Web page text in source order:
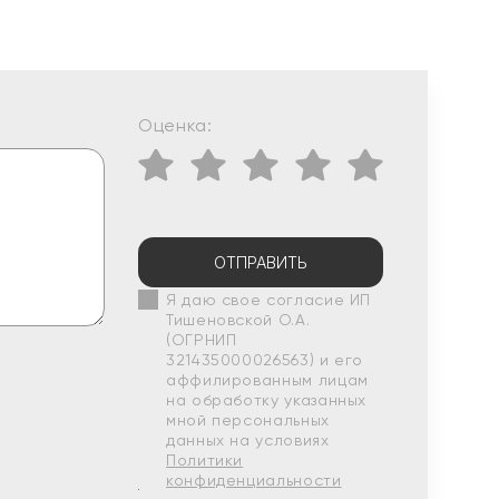
Оценка:
ОТПРАВИТЬ
Я даю свое согласие ИП
Тишеновской О.А.
(ОГРНИП
321435000026563) и его
аффилированным лицам
на обработку указанных
мной персональных
данных на условиях
Политики
конфиденциальности